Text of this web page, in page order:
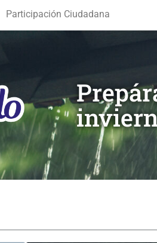
Participación Ciudadana